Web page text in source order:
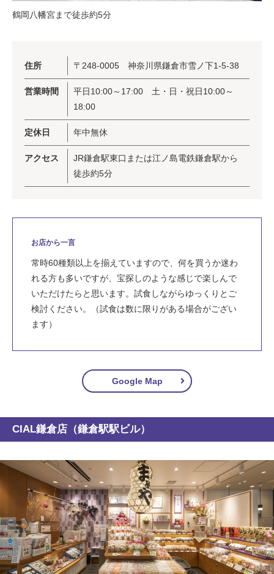
鶴岡八幡宮まで徒歩約5分
住所 〒248-0005 神奈川県鎌倉市雪ノ下1-5-38
営業時間
平日10:00～17:00 土・日・祝日10:00～
18:00
定休日 年中無休
アクセス
JR鎌倉駅東口または江ノ島電鉄鎌倉駅から
徒歩約5分
お店から一言
常時60種類以上を揃えていますので、何を買うか迷わ
れる方も多いですが、宝探しのような感じで楽しんで
いただけたらと思います。試食しながらゆっくりとご
検討ください。（試食は数に限りがある場合がござい
ます）
Google Map
CIAL鎌倉店（鎌倉駅駅ビル）